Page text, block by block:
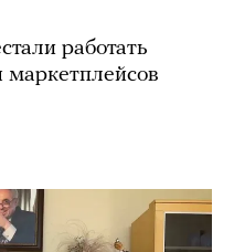
работать
маркетплейсов